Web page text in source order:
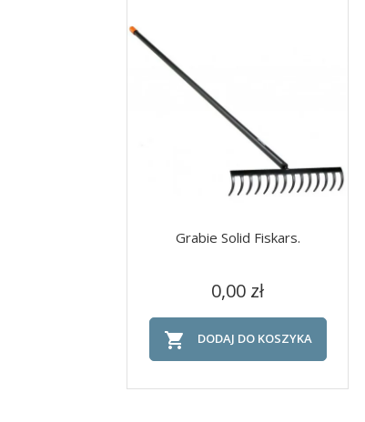
Szybki podgląd
Grabie Solid Fiskars.
Cena
0,00 zł
 DODAJ DO KOSZYKA